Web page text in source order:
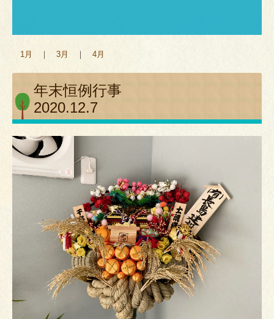
施工事例
採用情報
お問合せ
BLOG
1月 ｜ 3月 ｜ 4月
年末恒例行事
2020.12.7